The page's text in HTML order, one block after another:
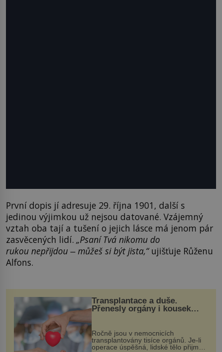
První dopis jí adresuje 29. října 1901, další s
jedinou výjimkou už nejsou datované. Vzájemný
vztah oba tají a tušení o jejich lásce má jenom pár
zasvěcených lidí. „Psaní Tvá nikomu do
rukou nepřijdou ‒ můžeš si být jista,“ujišťuje Růženu
Alfons.
Transplantace a duše.
Přenesly orgány i kousek
Ročně jsou v nemocnicích
transplantovány tisíce orgánů. Je-li
operace úspěšná, lidské tělo přijme